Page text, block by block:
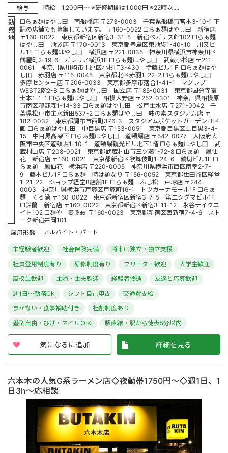
給与
時給 1,200円～ ※研修期間は1,000円 ※22時以....
勤
務
地
□らぁ麺はやし田 南船橋店 〒273-0003 千葉県船橋市宮本3-10-1 下
記の店舗でも募集しています。 〒160-0022 □らぁ麺はやし田 新宿店
〒160-0022 東京都新宿区新宿3-31-5 新宿ペガサス館102 □らぁ麺
はやし田 池袋店 〒170-0013 東京都豊島区東池袋1-40-10 川又ビ
ル1F □らぁ麺はやし田 横浜店 〒221-0835 神奈川県横浜市神奈川区
鶴屋町2-19-6 ガレリア横浜1F □らぁ麺はやし田 武蔵小杉店 〒211-
0061 神奈川県川崎市中原区小杉町3-430 伊藤ビル1Ｆ □らぁ麺はや
し田 赤羽店 〒115-0045 東京都北区赤羽1-22-2 □らぁ麺はやし田
多摩センター店 〒206-0033 東京都多摩市落合1-41-1 マグレブ
WEST2階2-B □らぁ麺はやし田 国立店 〒185-0031 東京都国分寺富
士本1-1-1 □らぁ麺はやし田 相模大野店 〒252-0301 神奈川県相模原
市南区鵜野森1-14-33 □らぁ麺はやし田 松戸主水店 〒271-0042 千
葉県松戸市主水新田537-2 □らぁ麺はやし田 味の素スタジアム店 〒
182-0032 東京都調布市西町376-3 スタジアムポケットガーデンＢ区
画 □らぁ麺はやし田 中目黒店 〒153-0051 東京都目黒区上目黒3-4-
15 中目黒高架下 □らぁ麺はやし田 道頓堀店 〒542-0077 大阪府大
阪市中央区道頓堀1-10-1 道頓堀観光ビル地下1階 □らぁ麺はやし田 武
蔵村山店 〒208-0021 東京都武蔵村山市三ツ藤1-72-8 □らぁ麺 鳳仙
花 新宿店 〒160-0021 東京都新宿区歌舞伎町1-24-6 鶴切ビル1F □
らぁ麺 鳳仙花 横浜店 〒220-0005 神奈川県横浜市西区南幸2-7-
9 藤本ビル1F □らぁ麺 時は麺なり 〒156-0052 東京都世田谷区経堂
1-21-22 ショップ経堂B店舗1F □らぁ麺 ふじ松 戸塚店 〒244-
0003 神奈川県横浜市戸塚区戸塚町16-1 トツカーナモール1F □らぁ
麺 くろ渦 〒160-0022 東京都新宿区新宿3-7-5 第二シグマビル1F
□鈴蘭 新宿店 〒160-0022 東京都新宿区新宿3-11-12 永谷テイクエ
イト102 □麺や 麦ゑ紋 〒160-0023 東京都新宿区西新宿7-4-6 スト
ーク新宿井岡101
雇用形態
アルバイト・パート
未経験者歓迎 社会保険完備
将来は独立・独立支援
社員登用制度有り
研修制度有り フリーター歓迎
大学生歓迎
高校生歓迎
主婦・主夫歓迎 経験者優遇
友達と応募歓迎
週1日～勤務OK
シフト自己申告
交通費支給
まかない・食事補助付き
社割制度あり
髪型自由・ひげ・ネイルＯＫ
駅直結・駅から徒歩5分以内
気になるに追加 詳細を見る
六本木の人気G系ラーメン店◇夜勤帯1750円～◇週1日、1
日3h～応相談